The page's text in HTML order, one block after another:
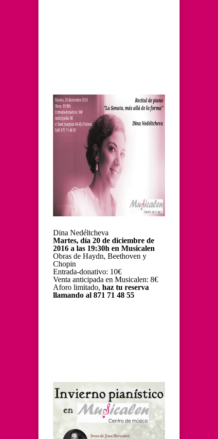
Dina Nedéltcheva
Martes, día 20 de diciembre de
2016 a las 19:30h en Musicalen
Obras de Haydn, Beethoven y
Chopin
Entrada-donativo: 10€
Venta anticipada en Musicalen: 8€
Aforo limitado, haz tu reserva
llamando al 871 71 48 55